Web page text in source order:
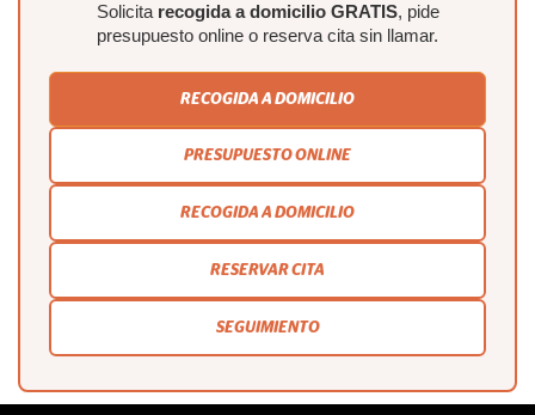
Solicita recogida a domicilio GRATIS, pide
presupuesto online o reserva cita sin llamar.
RECOGIDA A DOMICILIO
PRESUPUESTO ONLINE
RECOGIDA A DOMICILIO
RESERVAR CITA
SEGUIMIENTO